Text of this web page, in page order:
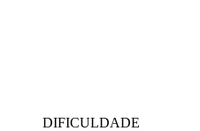
DIFICULDADE